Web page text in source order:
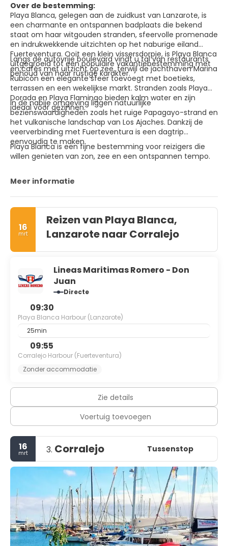
Over de bestemming:
Playa Blanca, gelegen aan de zuidkust van Lanzarote, is
een charmante en ontspannen badplaats die bekend
staat om haar witgouden stranden, sfeervolle promenade
en indrukwekkende uitzichten op het naburige eiland
Fuerteventura. Ooit een klein vissersdorpje, is Playa Blanca
uitgegroeid tot een populaire vakantiebestemming met
behoud van haar rustige karakter.
Langs de autovrije boulevard vindt u tal van restaurants
en cafés met uitzicht op zee, terwijl de jachthaven Marina
Rubicón een elegante sfeer toevoegt met boetieks,
terrassen en een wekelijkse markt. Stranden zoals Playa
Dorada en Playa Flamingo bieden kalm water en zijn
ideaal voor gezinnen.
In de nabije omgeving liggen natuurlijke
bezienswaardigheden zoals het ruige Papagayo-strand en
het vulkanische landschap van Los Ajaches. Dankzij de
veerverbinding met Fuerteventura is een dagtrip
eenvoudig te maken.
Playa Blanca is een fijne bestemming voor reizigers die
willen genieten van zon, zee en een ontspannen tempo.
Meer informatie
16
mrt
Reizen van Playa Blanca,
Lanzarote naar Corralejo
Lineas Maritimas Romero - Don
Juan
Directe
09:30
Playa Blanca Harbour (Lanzarote)
25min
09:55
Corralejo Harbour (Fuerteventura)
Zonder accommodatie
Zie details
Voertuig toevoegen
16
mrt 3. Corralejo Tussenstop